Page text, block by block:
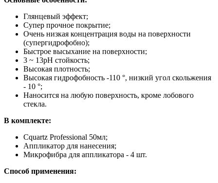
Глянцевый эффект;
Супер прочное покрытие;
Очень низкая концентрация воды на поверхности
(супергидрофобно);
Быстрое высыхание на поверхности;
3 ~ 13pH стойкость;
Высокая плотность;
Высокая гидрофобность -110 °, низкий угол скольжения
- 10 °;
Наносится на любую поверхность, кроме лобового
стекла.
В комплекте:
Cquartz Professional 50мл;
Аппликатор для нанесения;
Микрофибра для аппликатора - 4 шт.
Способ применения: